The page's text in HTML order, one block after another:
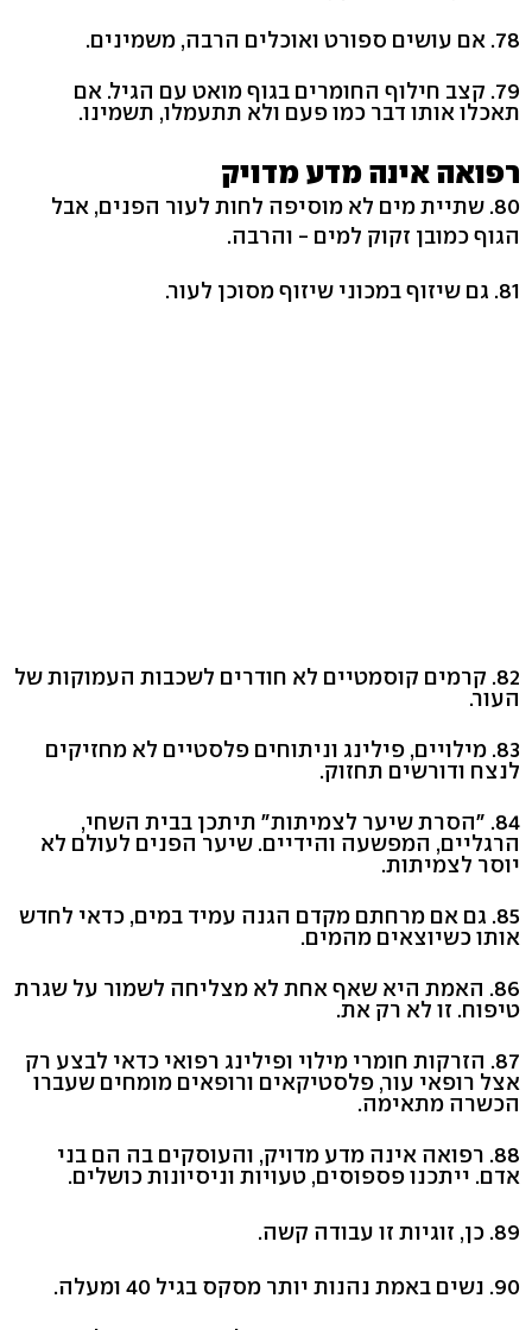
78. אם עושים ספורט ואוכלים הרבה, משמינים.
79. קצב חילוף החומרים בגוף מואט עם הגיל. אם
תאכלו אותו דבר כמו פעם ולא תתעמלו, תשמינו.
רפואה אינה מדע מדויק
80. שתיית מים לא מוסיפה לחות לעור הפנים, אבל
הגוף כמובן זקוק למים - והרבה.
81. גם שיזוף במכוני שיזוף מסוכן לעור.
82. קרמים קוסמטיים לא חודרים לשכבות העמוקות של
העור.
83. מילויים, פילינג וניתוחים פלסטיים לא מחזיקים
לנצח ודורשים תחזוק.
84. "הסרת שיער לצמיתות" תיתכן בבית השחי,
הרגליים, המפשעה והידיים. שיער הפנים לעולם לא
יוסר לצמיתות.
85. גם אם מרחתם מקדם הגנה עמיד במים, כדאי לחדש
אותו כשיוצאים מהמים.
86. האמת היא שאף אחת לא מצליחה לשמור על שגרת
טיפוח. זו לא רק את.
87. הזרקות חומרי מילוי ופילינג רפואי כדאי לבצע רק
אצל רופאי עור, פלסטיקאים ורופאים מומחים שעברו
הכשרה מתאימה.
88. רפואה אינה מדע מדויק, והעוסקים בה הם בני
אדם. ייתכנו פספוסים, טעויות וניסיונות כושלים.
89. כן, זוגיות זו עבודה קשה.
90. נשים באמת נהנות יותר מסקס בגיל 40 ומעלה.